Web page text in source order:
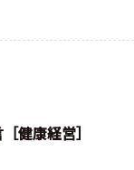
健康経営］